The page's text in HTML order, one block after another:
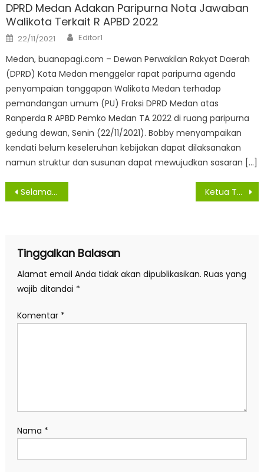
DPRD Medan Adakan Paripurna Nota Jawaban
Walikota Terkait R APBD 2022
Posted
on
22/11/2021 Author
Editor1
Medan, buanapagi.com – Dewan Perwakilan Rakyat Daerah
(DPRD) Kota Medan menggelar rapat paripurna agenda
penyampaian tanggapan Walikota Medan terhadap
pemandangan umum (PU) Fraksi DPRD Medan atas
Ranperda R APBD Pemko Medan TA 2022 di ruang paripurna
gedung dewan, Senin (22/11/2021). Bobby menyampaikan
kendati belum keseleruhan kebijakan dapat dilaksanakan
namun struktur dan susunan dapat mewujudkan sasaran […]
Navigasi
Selama Pembatasan Kegiatan, Kunjungan Dewan Keluar Provinsi Ditiadakan Ketua TP-PKK Provsu Buka Sosialisasi Gebrak Masker di Kota Tebing Tinggi
Tinggalkan Balasan
Alamat email Anda tidak akan dipublikasikan. Ruas yang
wajib ditandai *
Komentar *
Nama *